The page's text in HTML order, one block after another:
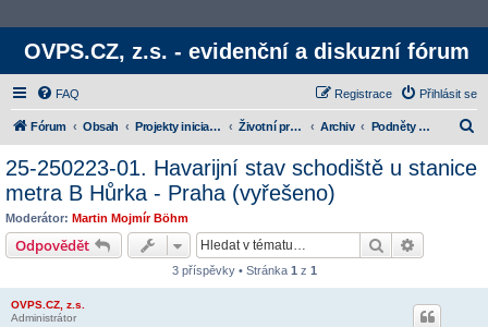
OVPS.CZ, z.s. - evidenční a diskuzní fórum
FAQ Přihlásit se
Registrace
Fórum Obsah Projekty iniciativy Životní prostředí Archiv Podněty uzavřené vyřešením příčiny
25-250223-01. Havarijní stav schodiště u stanice
metra B Hůrka - Praha (vyřešeno)
Moderátor: Martin Mojmír Böhm
Odpovědět Hledat
3 příspěvky • Stránka 1 z 1
OVPS.CZ, z.s.
Administrátor